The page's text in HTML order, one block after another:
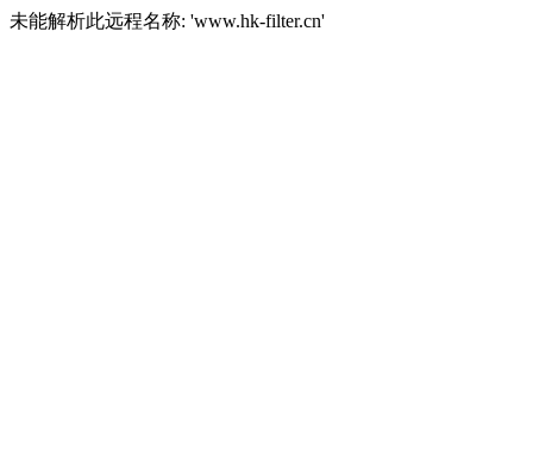
未能解析此远程名称: 'www.hk-filter.cn'